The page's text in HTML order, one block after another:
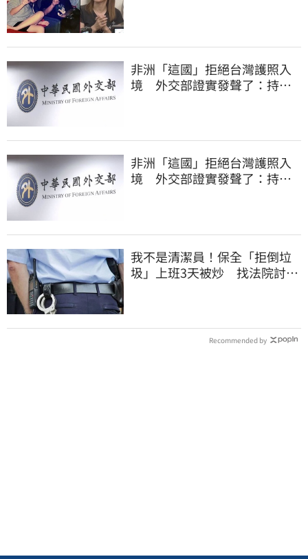
非洲「這國」拒絕台灣護照入
境 外交部證實發聲了：持續
非洲「這國」拒絕台灣護照入
境 外交部證實發聲了：持續
我不是清潔員！保全「拒倒垃
圾」上班3天被炒 找法院討公
Recommended by